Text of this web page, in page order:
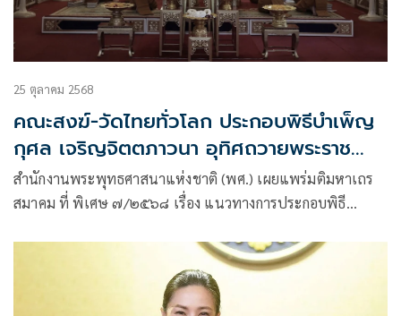
25 ตุลาคม 2568
คณะสงฆ์-วัดไทยทั่วโลก ประกอบพิธีบำเพ็ญ
กุศล เจริญจิตตภาวนา อุทิศถวายพระราช
กุศล 'สมเด็จพระพันปีหลวง'
สำนักงานพระพุทธศาสนาแห่งชาติ (พศ.) เผยแพร่มติมหาเถร
สมาคม ที่ พิเศษ ๗/๒๕๖๘ เรื่อง แนวทางการประกอบพิธี
ริกิติ์ พระบรมราชินีนาถ พระบรมราชชนนีพันปีหลวง มีเนื้อหา